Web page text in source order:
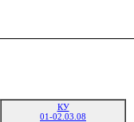
КУ
01-02.03.08